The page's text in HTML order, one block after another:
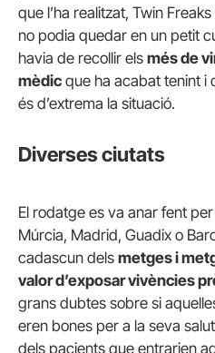
que l’ha realitzat, Twin
no podia quedar en un petit
havia de recollir els més de
mèdic que ha acabat tenint i
és d’extrema la situació.
Diverses ciutats
El rodatge es va anar fent
Múrcia, Madrid, Guadix o
cadascun dels metges i
valor d’exposar vivències
grans dubtes sobre si
eren bones per a la seva
dels pacients que entrarien